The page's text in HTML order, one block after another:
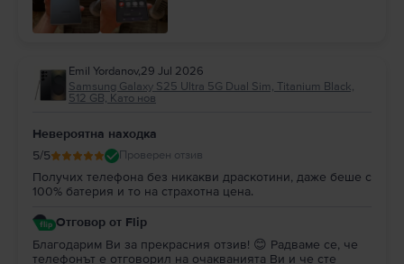
Emil Yordanov,29 Jul 2026
Samsung Galaxy S25 Ultra 5G Dual Sim, Titanium Black,
512 GB, Като нов
Невероятна находка
5/5 Проверен отзив
Получих телефона без никакви драскотини, даже беше с
100% батерия и то на страхотна цена.
Отговор от Flip
Благодарим Ви за прекрасния отзив! 😊 Радваме се, че
телефонът е отговорил на очакванията Ви и че сте